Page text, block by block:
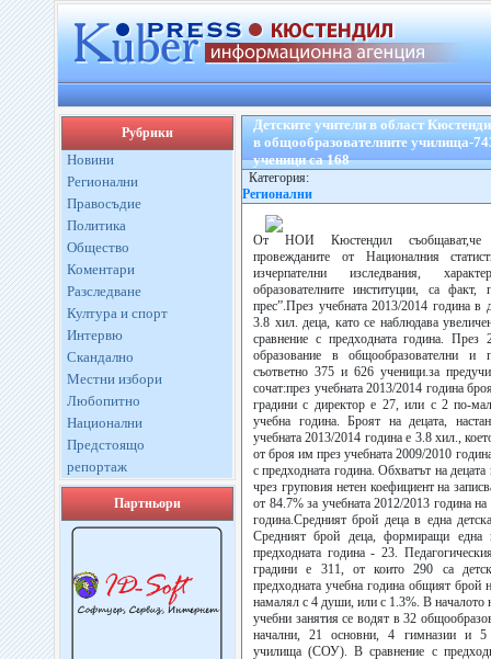
Рубрики
Новини
Регионални
Правосъдие
Политика
Общество
Коментари
Разследване
Култура и спорт
Интервю
Скандално
Местни избори
Любопитно
Национални
Предстоящо
репортаж
Партньори
Детските учители в област
в общообразователните училища-
ученици са 168
Категория:
Регионални
От НОИ Кюстендил съобщават,че
провежданите от Националния
изчерпателни изследвания,
образователните институции, са
прес”.През учебната 2013/2014 година в
3.8 хил. деца, като се наблюдава
сравнение с предходната година. През
образование в общообразователни и
съответно 375 и 626 ученици.за
сочат:през учебната 2013/2014 година
градини с директор е 27, или с 2 по-
учебна година. Броят на децата,
учебната 2013/2014 година е 3.8 хил.,
от броя им през учебната 2009/2010
с предходната година. Обхватът на
чрез груповия нетен коефициент на
от 84.7% за учебната 2012/2013 година
година.Средният брой деца в една
Средният брой деца, формиращи една
предходната година - 23.
градини е 311, от които 290 са
предходната учебна година общият брой
намалял с 4 души, или с 1.3%. В началото
учебни занятия се водят в 32
начални, 21 основни, 4 гимназии и 5
училища (СОУ). В сравнение с